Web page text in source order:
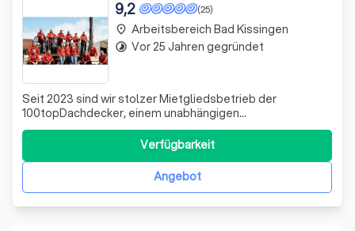
(25)
9,2
Seit 2023 sind wir stolzer Mietgliedsbetrieb der
100topDachdecker, einem unabhängigen
Unternehmensbund qualifizierter und besonders
engagierter Dachdeckerbetriebe aus ganz Deutschland.
Unser Ziel ist es, Ihnen als kompetenter Fachbetrieb ein
umfangreiches Leistungsangebot zu bieten. Unser
Angebot
Verfügbarkeit
place Arbeitsbereich Bad Kissingen
timelapse Vor 25 Jahren gegründet